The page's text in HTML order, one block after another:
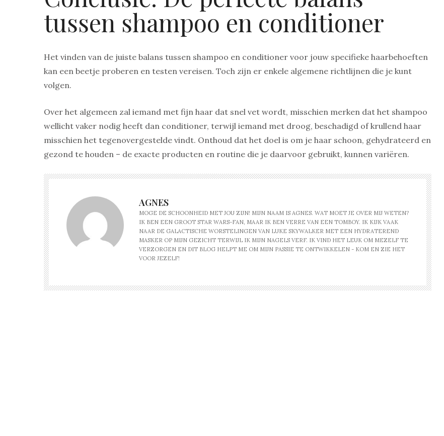
tussen shampoo en conditioner
Het vinden van de juiste balans tussen shampoo en conditioner voor jouw specifieke haarbehoeften
kan een beetje proberen en testen vereisen. Toch zijn er enkele algemene richtlijnen die je kunt
volgen.
Over het algemeen zal iemand met fijn haar dat snel vet wordt, misschien merken dat het shampoo
wellicht vaker nodig heeft dan conditioner, terwijl iemand met droog, beschadigd of krullend haar
misschien het tegenovergestelde vindt. Onthoud dat het doel is om je haar schoon, gehydrateerd en
gezond te houden – de exacte producten en routine die je daarvoor gebruikt, kunnen variëren.
AGNES
MOGE DE SCHOONHEID MET JOU ZIJN! MIJN NAAM IS AGNES. WAT MOET JE OVER MIJ WETEN?
IK BEN EEN GROOT STAR WARS-FAN, MAAR IK BEN VERRE VAN EEN TOMBOY. IK KIJK VAAK
NAAR DE GALACTISCHE WORSTELINGEN VAN LUKE SKYWALKER MET EEN HYDRATEREND
MASKER OP MIJN GEZICHT TERWIJL IK MIJN NAGELS VERF. IK VIND HET LEUK OM MEZELF TE
VERZORGEN EN DIT BLOG HELPT ME OM MIJN PASSIE TE ONTWIKKELEN - KOM EN ZIE HET
VOOR JEZELF!